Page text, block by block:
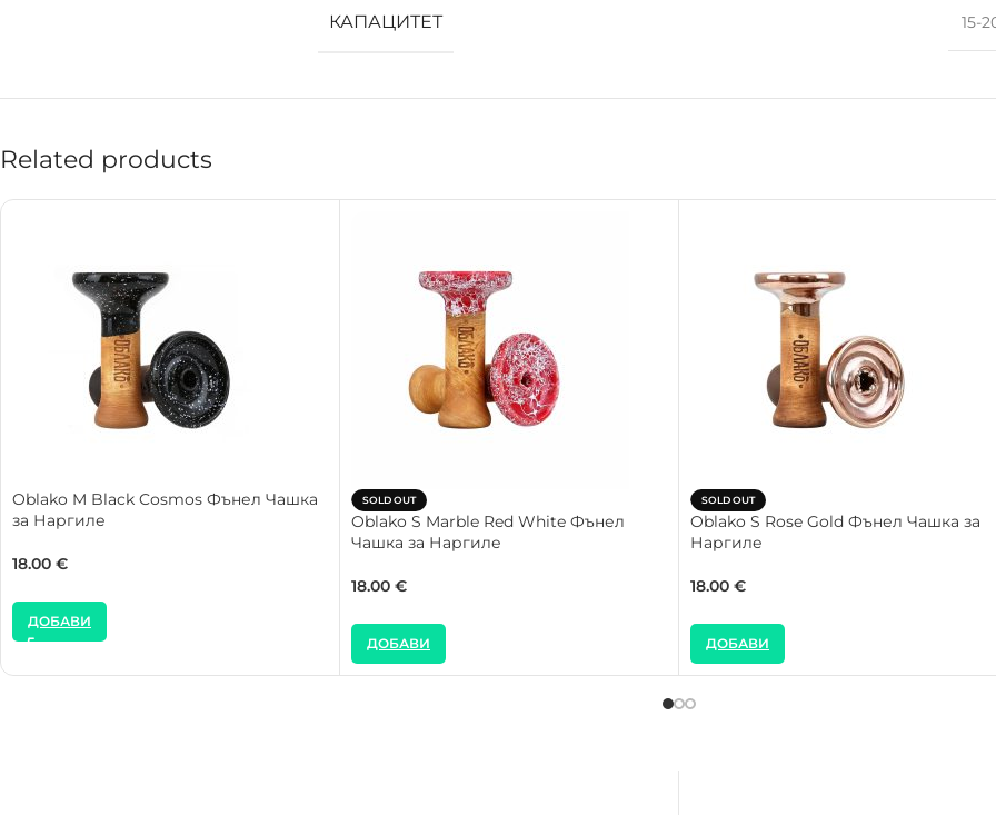
КАПАЦИТЕТ 15-
Related products
Oblako M Black Cosmos Фънел Чашка
за Наргиле
18.00 €
ДОБАВИ
SOLD OUT
Oblako S Marble Red White Фънел
Чашка за Наргиле
18.00 €
ДОБАВИ
SOLD OUT
Oblako S Rose Gold Фънел Чашка за
Наргиле
18.00 €
ДОБАВИ